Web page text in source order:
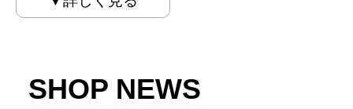
SHOP NEWS